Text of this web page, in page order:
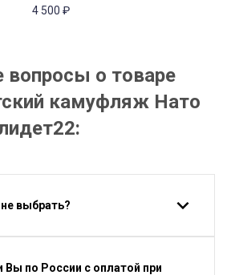
4 500 ₽
вопросы о товаре
камуфляж Нато
выбрать?
Вы по России с оплатой при